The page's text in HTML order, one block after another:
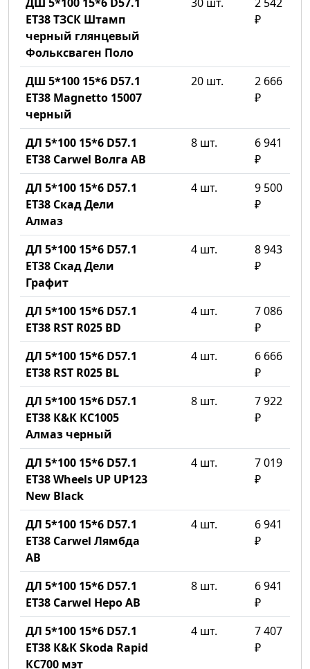
ET38 ТЗСК Штамп
черный глянцевый
Фольксваген Поло
₽
ДШ 5*100 15*6 D57.1
ET38 Magnetto 15007
черный
20 шт.
2 666
₽
ДЛ 5*100 15*6 D57.1
ET38 Carwel Волга AB
8 шт.
6 941
₽
ДЛ 5*100 15*6 D57.1
ET38 Скад Дели
Алмаз
4 шт.
9 500
₽
ДЛ 5*100 15*6 D57.1
ET38 Скад Дели
Графит
4 шт.
8 943
₽
ДЛ 5*100 15*6 D57.1
ET38 RST R025 BD
4 шт.
7 086
₽
ДЛ 5*100 15*6 D57.1
ET38 RST R025 BL
4 шт.
6 666
₽
ДЛ 5*100 15*6 D57.1
ET38 К&К КС1005
Алмаз черный
8 шт.
7 922
₽
ДЛ 5*100 15*6 D57.1
ET38 Wheels UP UP123
New Black
4 шт.
7 019
₽
ДЛ 5*100 15*6 D57.1
ET38 Carwel Лямбда
AB
4 шт.
6 941
₽
ДЛ 5*100 15*6 D57.1
ET38 Carwel Неро AB
8 шт.
6 941
₽
ДЛ 5*100 15*6 D57.1
ET38 К&К Skoda Rapid
КС700 мэт
4 шт.
7 407
₽